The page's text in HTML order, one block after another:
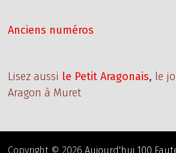
Anciens numéros
Lisez aussi le Petit Aragonais, le
Aragon à Muret
Copyright © 2026Aujourd'hui 100